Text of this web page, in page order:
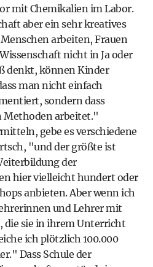
mit Chemikalien im Labor.
aber ein sehr kreatives
arbeiten, Frauen
nicht in Ja oder
denkt, können Kinder
man nicht einfach
sondern dass
Methoden arbeitet."
gebe es verschiedene
"und der größte ist
der
hier vielleicht hundert oder
anbieten. Aber wenn ich
und Lehrer mit
sie in ihrem Unterricht
ich plötzlich 100.000
Dass Schule der